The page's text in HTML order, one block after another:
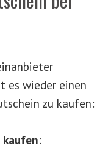
es wieder einen
zu kaufen:
: